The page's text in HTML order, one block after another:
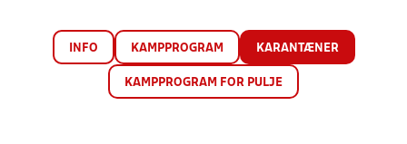
INFO KAMPPROGRAM KARANTÆNER
KAMPPROGRAM FOR PULJE